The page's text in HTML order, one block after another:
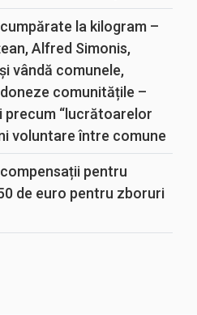
la kilogram –
Alfred Simonis,
vândă comunele,
comunitățile –
precum “lucrătoarelor
voluntare între comune
pentru
de euro pentru zboruri